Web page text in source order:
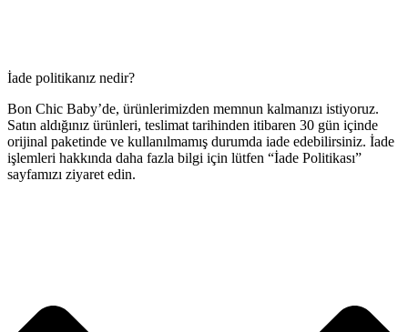
İade politikanız nedir?
Bon Chic Baby’de, ürünlerimizden memnun kalmanızı istiyoruz.
Satın aldığınız ürünleri, teslimat tarihinden itibaren 30 gün içinde
orijinal paketinde ve kullanılmamış durumda iade edebilirsiniz. İade
işlemleri hakkında daha fazla bilgi için lütfen “İade Politikası”
sayfamızı ziyaret edin.